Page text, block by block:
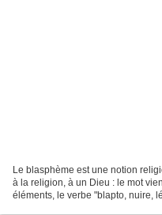
Le blasphème est une notion
à la religion, à un Dieu : le mot
éléments, le verbe "blapto, nuire,